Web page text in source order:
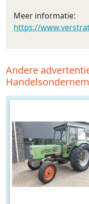
Meer informatie:
https://
Andere